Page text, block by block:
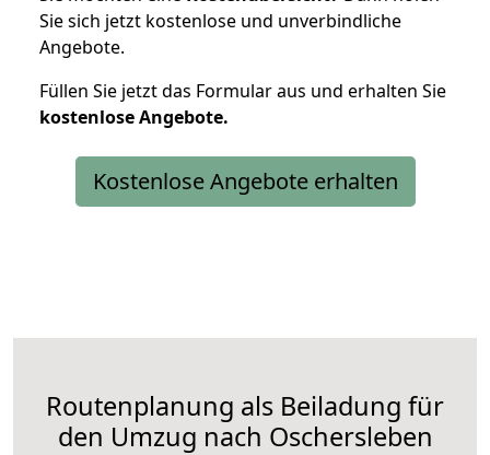
Sie sich jetzt kostenlose und unverbindliche
Angebote.
Füllen Sie jetzt das Formular aus und erhalten Sie
kostenloseAngebote.
Kostenlose Angebote erhalten
Routenplanung als Beiladung für
den Umzug nach Oschersleben